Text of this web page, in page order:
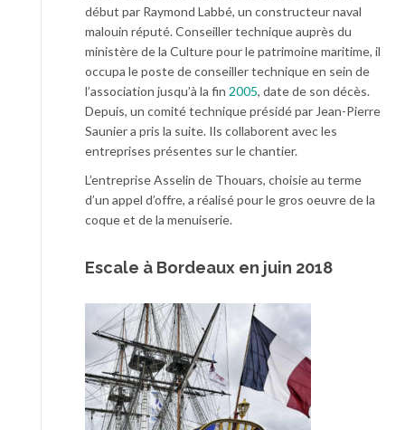
début par Raymond Labbé, un constructeur naval
malouin réputé. Conseiller technique auprès du
ministère de la Culture pour le patrimoine maritime, il
occupa le poste de conseiller technique en sein de
l’association jusqu’à la fin 2005, date de son décès.
Depuis, un comité technique présidé par Jean-Pierre
Saunier a pris la suite. Ils collaborent avec les
entreprises présentes sur le chantier.
L’entreprise Asselin de Thouars, choisie au terme
d’un appel d’offre, a réalisé pour le gros oeuvre de la
coque et de la menuiserie.
Escale à Bordeaux en juin 2018